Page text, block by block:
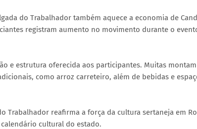
do Trabalhador também aquece a economia de
registram aumento no movimento durante o
e estrutura oferecida aos participantes. Muitas
como arroz carreteiro, além de bebidas e
Trabalhador reafirma a força da cultura sertaneja em
cultural do estado.